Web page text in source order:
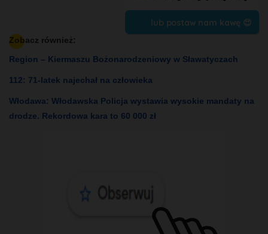
lub postaw nam kawę 😍
Zobacz również:
Region – Kiermaszu Bożonarodzeniowy w Sławatyczach
112: 71-latek najechał na człowieka
Włodawa: Włodawska Policja wystawia wysokie mandaty na
drodze. Rekordowa kara to 60 000 zł